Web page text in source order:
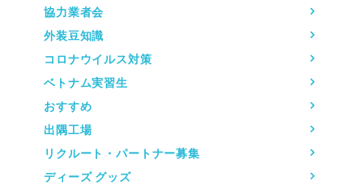
協力業者会
外装豆知識
コロナウイルス対策
ベトナム実習生
おすすめ
出隅工場
リクルート・パートナー募集
ディーズ グッズ